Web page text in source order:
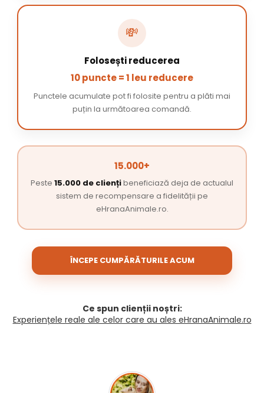
💸
Folosești reducerea
10 puncte = 1 leu reducere
Punctele acumulate pot fi folosite pentru a plăti mai
puțin la următoarea comandă.
15.000+
Peste 15.000 de cliențibeneficiază deja de actualul
sistem de recompensare a fidelității pe
eHranaAnimale.ro.
ÎNCEPE CUMPĂRĂTURILE ACUM
Ce spun clienții noștri:
Experiențele reale ale celor care au ales eHranaAnimale.ro